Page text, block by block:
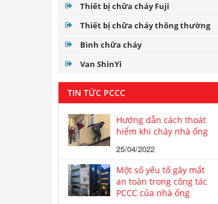
Thiết bị chữa cháy Fuji
Thiết bị chữa cháy thông thường
Bình chữa cháy
Van ShinYi
TIN TỨC PCCC
Hướng dẫn cách thoát
hiểm khi cháy nhà ống
25/04/2022
Một số yếu tố gây mất
an toàn trong công tác
PCCC của nhà ống